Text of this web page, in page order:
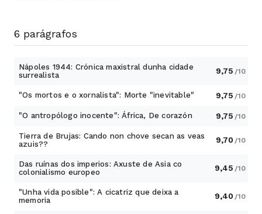
6 parágrafos
Nápoles 1944: Crónica maxistral dunha cidade
surrealista
9,75 /10
"Os mortos e o xornalista": Morte "inevitable" 9,75 /10
"O antropólogo inocente": África, De corazón 9,75 /10
Tierra de Brujas: Cando non chove secan as veas
azuis??
9,70 /10
Das ruínas dos imperios: Axuste de Asia co
colonialismo europeo
9,45 /10
"Unha vida posible": A cicatriz que deixa a
memoria
9,40 /10